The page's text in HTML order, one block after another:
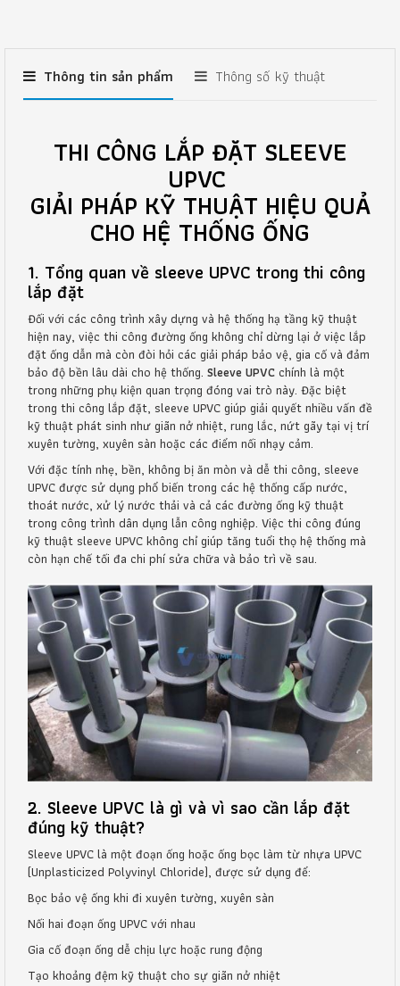
Thông tin sản phẩm Thông số kỹ thuật
THI CÔNG LẮP ĐẶT SLEEVE
UPVC
GIẢI PHÁP KỸ THUẬT HIỆU QUẢ
CHO HỆ THỐNG ỐNG
1. Tổng quan về sleeve UPVC trong thi công
lắp đặt
Đối với các công trình xây dựng và hệ thống hạ tầng kỹ thuật
hiện nay, việc thi công đường ống không chỉ dừng lại ở việc lắp
đặt ống dẫn mà còn đòi hỏi các giải pháp bảo vệ, gia cố và đảm
bảo độ bền lâu dài cho hệ thống. Sleeve UPVCchính là một
trong những phụ kiện quan trọng đóng vai trò này. Đặc biệt
trong thi công lắp đặt, sleeve UPVC giúp giải quyết nhiều vấn đề
kỹ thuật phát sinh như giãn nở nhiệt, rung lắc, nứt gãy tại vị trí
xuyên tường, xuyên sàn hoặc các điểm nối nhạy cảm.
Với đặc tính nhẹ, bền, không bị ăn mòn và dễ thi công, sleeve
UPVC được sử dụng phổ biến trong các hệ thống cấp nước,
thoát nước, xử lý nước thải và cả các đường ống kỹ thuật
trong công trình dân dụng lẫn công nghiệp. Việc thi công đúng
kỹ thuật sleeve UPVC không chỉ giúp tăng tuổi thọ hệ thống mà
còn hạn chế tối đa chi phí sửa chữa và bảo trì về sau.
2. Sleeve UPVC là gì và vì sao cần lắp đặt
đúng kỹ thuật?
Sleeve UPVC là một đoạn ống hoặc ống bọc làm từ nhựa UPVC
(Unplasticized Polyvinyl Chloride), được sử dụng để:
Bọc bảo vệ ống khi đi xuyên tường, xuyên sàn
Nối hai đoạn ống UPVC với nhau
Gia cố đoạn ống dễ chịu lực hoặc rung động
Tạo khoảng đệm kỹ thuật cho sự giãn nở nhiệt